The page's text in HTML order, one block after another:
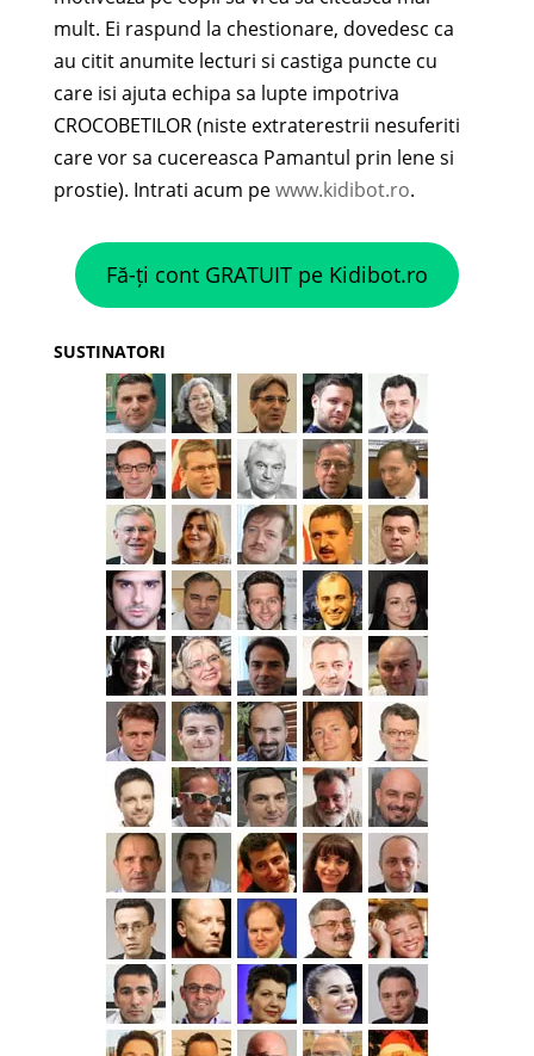
mult. Ei raspund la chestionare, dovedesc ca
au citit anumite lecturi si castiga puncte cu
care isi ajuta echipa sa lupte impotriva
CROCOBETILOR (niste extraterestrii nesuferiti
care vor sa cucereasca Pamantul prin lene si
prostie). Intrati acum pewww.kidibot.ro.
Fă-ți cont GRATUIT pe Kidibot.ro
SUSTINATORI